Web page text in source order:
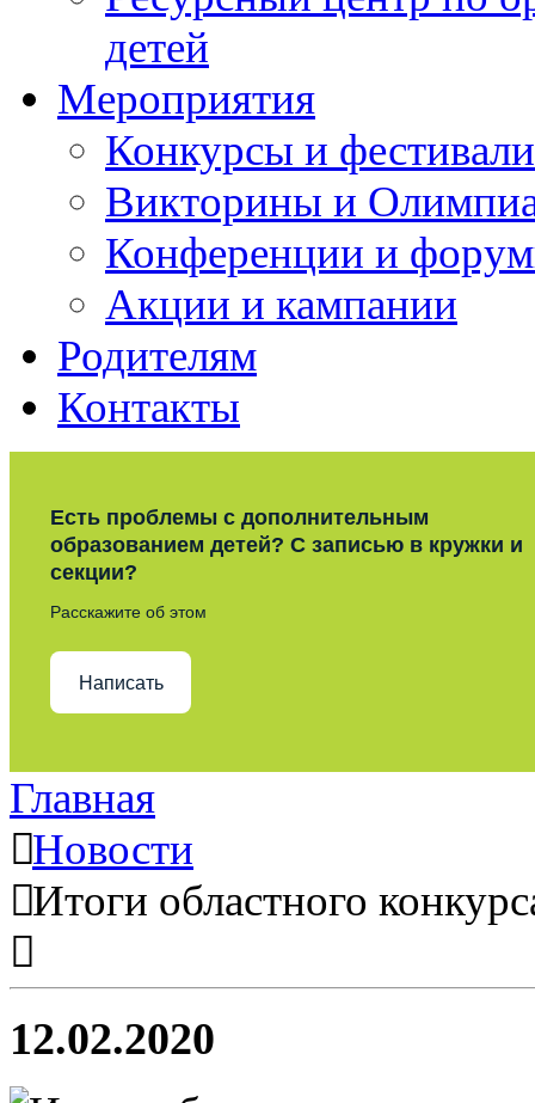
детей
Мероприятия
Конкурсы и фестивали
Викторины и
Конференции и
Акции и кампании
Родителям
Контакты
Есть проблемы с дополнительным
образованием детей? С записью в кружки и
секции?
Расскажите об этом
Написать
Главная
Новости
Итоги областного
12.02.2020